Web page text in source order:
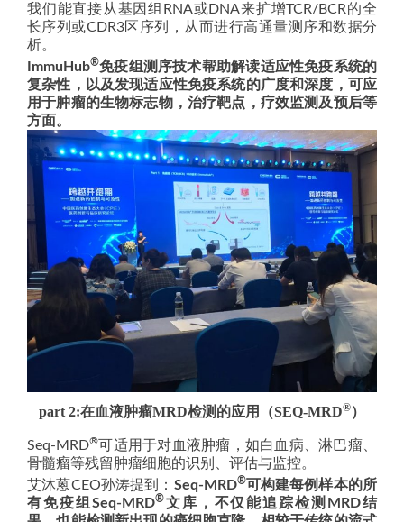
我们能直接从基因组RNA或DNA来扩增TCR/BCR的全
长序列或CDR3区序列，从而进行高通量测序和数据分
析。
ImmuHub®免疫组测序技术帮助解读适应性免疫系统的
复杂性，以及发现适应性免疫系统的广度和深度，可应
用于肿瘤的生物标志物，治疗靶点，疗效监测及预后等
方面。
part 2:在血液肿瘤MRD检测的应用（SEQ-MRD®）
Seq-MRD®可适用于对血液肿瘤，如白血病、淋巴瘤、
骨髓瘤等残留肿瘤细胞的识别、评估与监控。
艾沐蒽CEO孙涛提到： Seq-MRD®可构建每例样本的所
有免疫组Seq-MRD®文库，不仅能追踪检测MRD结